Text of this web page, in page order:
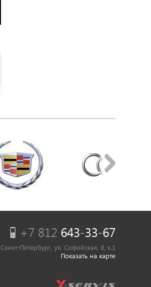
+7 812 643-33-67
Санкт-Петербург, ул. Софийская, 8, к.1
Показать на карте